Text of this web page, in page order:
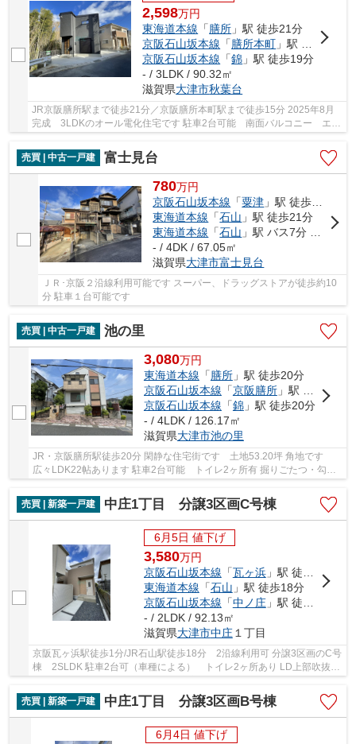
2,598万円
東海道本線 「膳所 」駅 徒歩21分
京阪石山坂本線 「膳所本町 」駅 徒歩15分
京阪石山坂本線 「錦 」駅 徒歩19分
- / 3LDK / 90.32㎡
滋賀県大津市秋葉台
JR京阪膳所駅まで徒歩21分／京阪膳所本町駅まで徒歩15分 2025年8月
完成 3LDKのオール電化住宅です 駐車2台可能 南面バルコニー エコ
売買 | 中古一戸建
富士見台
780万円
京阪石山坂本線 「粟津 」駅 徒歩13分
東海道本線 「石山 」駅 徒歩21分
東海道本線 「石山 」駅 バス7分 「上別保」 停歩6分
- / 4DK / 67.05㎡
滋賀県大津市富士見台
ＪＲ･京阪２沿線利用可能です スーパー、ドラッグストアが徒歩約10
分 駐車１台可能です
売買 | 中古一戸建 池の里
3,080万円
東海道本線 「膳所」駅 徒歩20分
京阪石山坂本線 「京阪膳所」駅 徒歩20分
京阪石山坂本線 「錦」駅 徒歩20分
- / 4LDK / 126.17㎡
滋賀県大津市池の里
JR・京阪膳所駅徒歩20分 閑静な住宅街です 土地53.20坪 角地です
広々LDK22帖あります 駐車2台可能 トイレ2ヶ所有 掘りごたつ・勾配
天井・ロフトあります 耐震等級３取得
売買 | 新築一戸建
中庄1丁目 分譲3区画C号棟
6月5日 値下げ
3,580万円
京阪石山坂本線 「瓦ヶ浜」駅 徒歩1分
東海道本線 「石山 」駅 徒歩18分
京阪石山坂本線 「中ノ庄」駅 徒歩6分
- / 2LDK / 92.13㎡
滋賀県大津市中庄１丁目
京阪瓦ヶ浜駅徒歩1分/JR石山駅徒歩18分 2沿線利用可 分譲3区画のC号
棟 2SLDK 駐車2台可（車種による） トイレ2ヶ所あり LD上部吹抜
け LD床暖房あり 収納スペース充実
売買 | 新築一戸建
中庄1丁目 分譲3区画B号棟
6月4日 値下げ